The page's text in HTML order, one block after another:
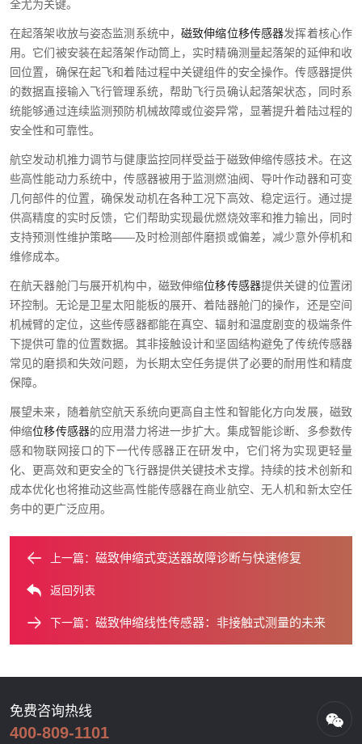
全尤为关键。
在起落架收放与姿态监测系统中，磁致伸缩位移传感器发挥着核心作
用。它们被安装在起落架作动筒上，实时精确测量起落架的延伸和收
回位置，确保在起飞和着陆过程中关键组件的安全操作。传感器提供
的数据直接输入飞行管理系统，帮助飞行员确认起落架状态，同时系
统能够通过连续监测预防机械故障或位姿异常，显著提升着陆过程的
安全性和可靠性。
航空发动机推力调节与健康监控同样受益于磁致伸缩传感技术。在这
些高性能动力系统中，传感器被用于监测燃油阀、导叶作动器和可变
几何部件的位置，确保发动机在各种工况下高效、稳定运行。通过提
供高精度的实时反馈，它们帮助实现最优燃烧效率和推力输出，同时
支持预测性维护策略——及时检测部件磨损或偏差，减少意外停机和
维修成本。
在航天器舱门与展开机构中，磁致伸缩位移传感器提供关键的位置闭
环控制。无论是卫星太阳能板的展开、着陆器舱门的操作，还是空间
机械臂的定位，这些传感器都能在真空、辐射和温度剧变的极端条件
下提供可靠的位置数据。其非接触设计和坚固结构避免了传统传感器
常见的磨损和失效问题，为长期太空任务提供了必要的耐用性和精度
保障。
展望未来，随着航空航天系统向更高自主性和智能化方向发展，磁致
伸缩位移传感器的应用潜力将进一步扩大。集成智能诊断、多参数传
感和物联网接口的下一代传感器正在研发中，它们将为实现更轻量
化、更高效和更安全的飞行器提供关键技术支撑。持续的技术创新和
成本优化也将推动这些高性能传感器在商业航空、无人机和新太空任
务中的更广泛应用。
上一篇： 磁致伸缩式变送器故障诊断与快速修复
返回列表
下一篇： 磁致伸缩线性传感器：非接触式测量的未来
免费咨询热线
400-809-1101